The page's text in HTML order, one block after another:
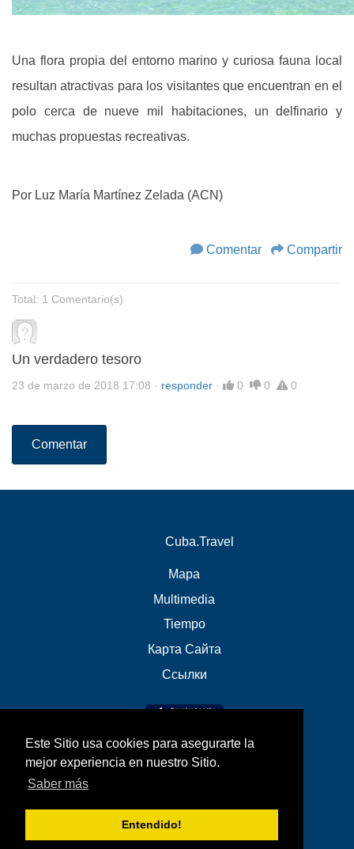
Este Sitio usa cookies para asegurarte la
mejor experiencia en nuestro Sitio.
Saber más
Entendido!
Una flora propia del entorno marino y curiosa fauna local
resultan atractivas para los visitantes que encuentran en el
polo cerca de nueve mil habitaciones, un delfinario y
muchas propuestas recreativas.
Por Luz María Martínez Zelada (ACN)
Comentar Compartir
Total: 1 Comentario(s)
Un verdadero tesoro
23 de marzo de 2018 17:08 · responder · 0 0 0
Comentar
Cuba.Travel
Mapa
Multimedia
Tiempo
Карта Сайта
Ссылки